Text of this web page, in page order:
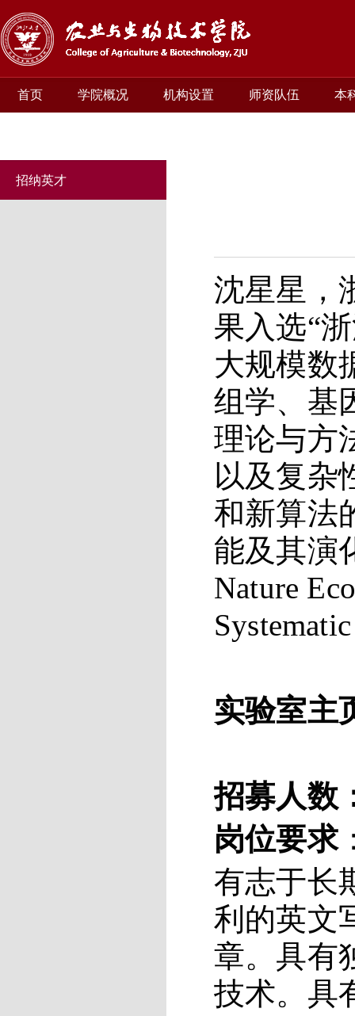
首页 学院概况 机构设置 师资队伍 本
招纳英才
沈星星 ，
果入选“
大规模数
组学、基
理论与方
以及复杂
和新算法
能及其演
Nature
实验室主
招募人数
岗位要求
有志于长
利的英文
章。具有
技术。具